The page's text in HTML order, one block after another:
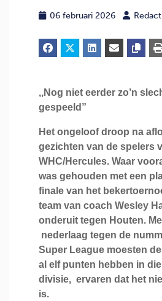
06 februari 2026
,,Nog niet eerder zo’n
gespeeld”
Het ongeloof droop na
gezichten van de spelers
WHC/Hercules. Waar
was gehouden met een
finale van het
team van coach Wesley
onderuit tegen Houten.
nederlaag tegen de
Super League moesten
al elf punten hebben in
divisie, ervaren dat het
is.